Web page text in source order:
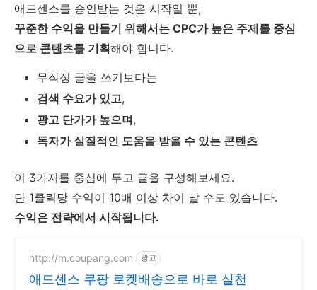
애드센스를 승인받는 것은 시작일 뿐,
꾸준한 수익을 만들기 위해서는 CPC가 높은 주제를 중심
으로 콘텐츠를 기획해야 합니다.
무작정 글을 쓰기보다는
검색 수요가 있고,
광고 단가가 높으며,
독자가 실질적인 도움을 받을 수 있는 콘텐츠
이 3가지를 중심에 두고 글을 구성해보세요.
단 1클릭당 수익이 10배 이상 차이 날 수도 있습니다.
수익은 전략에서 시작됩니다.
http://m.coupang.com 광고
애드센스 쿠팡 로켓배송으로 바로 실천